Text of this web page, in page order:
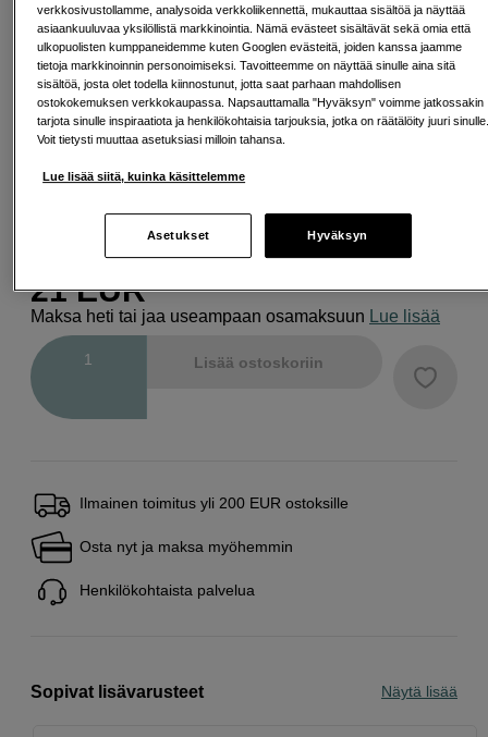
62 mm 86 mm 112 mm
21 EUR
Maksa heti tai jaa useampaan osamaksuun Lue lisää
Lisää ostoskoriin
Ilmainen toimitus yli 200 EUR ostoksille
Osta nyt ja maksa myöhemmin
Henkilökohtaista palvelua
Sopivat lisävarusteet Näytä lisää
verkkosivustollamme, analysoida verkkoliikennettä, mukauttaa sisältöä ja näyttää
asiaankuuluvaa yksilöllistä markkinointia. Nämä evästeet sisältävät sekä omia että
ulkopuolisten kumppaneidemme kuten Googlen evästeitä, joiden kanssa jaamme
tietoja markkinoinnin personoimiseksi. Tavoitteemme on näyttää sinulle aina sitä
sisältöä, josta olet todella kiinnostunut, jotta saat parhaan mahdollisen
ostokokemuksen verkkokaupassa. Napsauttamalla "Hyväksyn" voimme jatkossakin
tarjota sinulle inspiraatiota ja henkilökohtaisia tarjouksia, jotka on räätälöity juuri
Voit tietysti muuttaa asetuksiasi milloin tahansa.
Lue lisää siitä, kuinka käsittelemme
Asetukset Hyväksyn